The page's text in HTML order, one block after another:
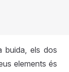
buida, els dos
elements és